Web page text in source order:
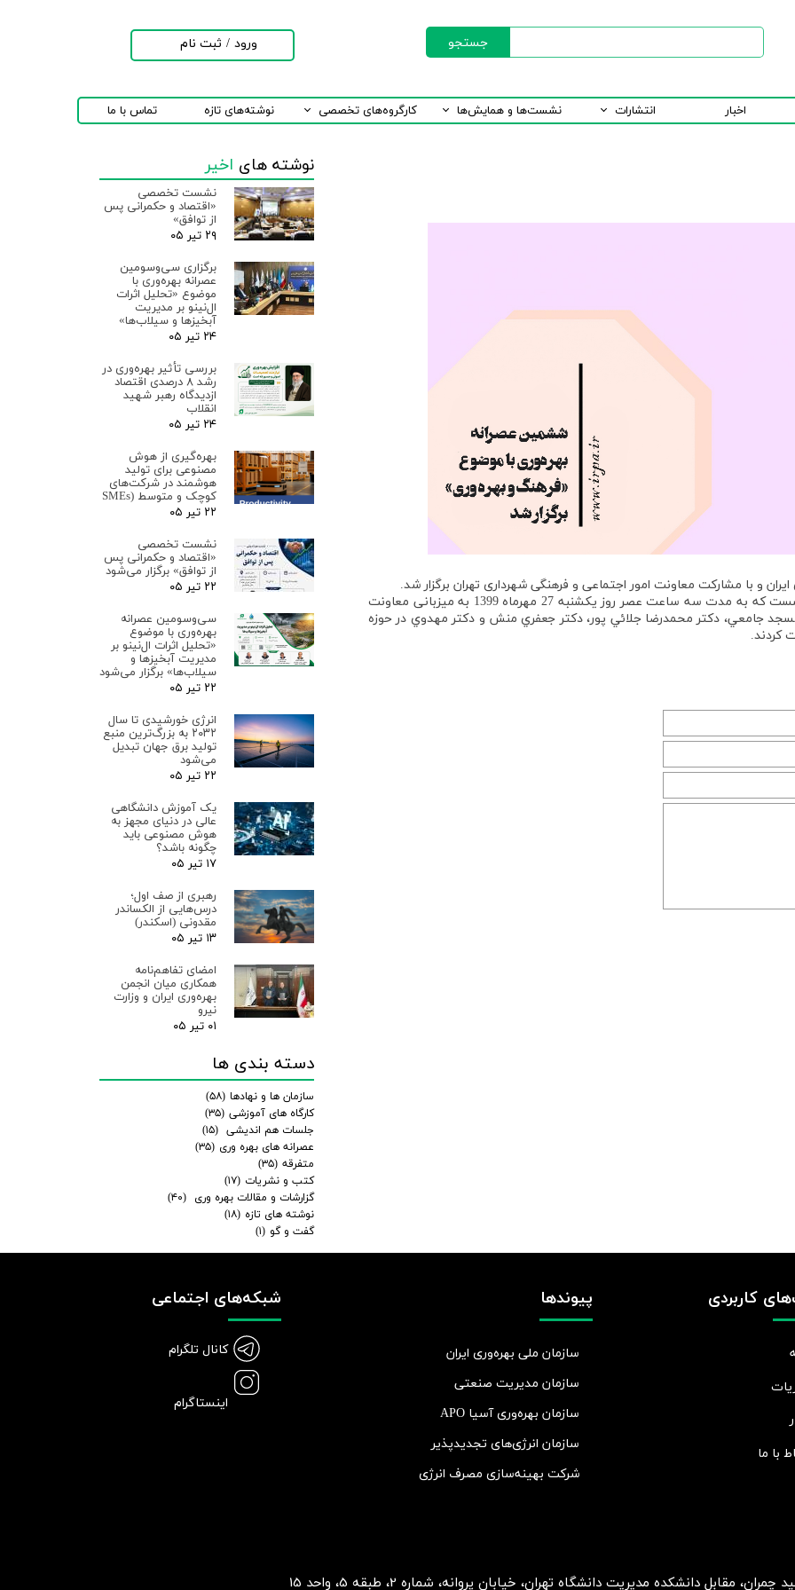
اخبار انتشارات نشست‌ها و همایش‌ها کارگروه‌های تخصصی نوشته‌های تازه تماس با ما
جستجو ورود / ثبت نام
تغییر گذر واژه
خروج از حساب
کاربری
و با مشارکت معاونت امور اجتماعی و فرهنگی شهرداری تهران برگزار شد.
به گزارش روابط عمومی انجمن بهره وری ایران، در اين نشست كه به مدت سه ساعت عصر روز یکشنبه 27 مهرماه 1399 به میزبانی معاونت
جامعي، دكتر محمدرضا جلائي پور، دكتر جعفري منش و دكتر مهدوي در حوزه
كردند.
نوشته های اخیر
نشست تخصصی
«اقتصاد و حکمرانی پس
از توافق»
۲۹ تیر ۰۵
برگزاری سی‌وسومین
عصرانه بهره‌وری با
موضوع «تحلیل اثرات
ال‌نینو بر مدیریت
آبخیزها و سیلاب‌ها»
۲۴ تیر ۰۵
بررسی تأثیر بهره‌وری در
رشد ۸ درصدی اقتصاد
ازدیدگاه رهبر شهید
انقلاب
۲۴ تیر ۰۵
بهره‌گیری از هوش
مصنوعی برای تولید
هوشمند در شرکت‌های
کوچک و متوسط (SMEs
۲۲ تیر ۰۵
نشست تخصصی
«اقتصاد و حکمرانی پس
از توافق» برگزار می‌شود
۲۲ تیر ۰۵
سی‌وسومین عصرانه
بهره‌وری با موضوع
«تحلیل اثرات ال‌نینو بر
مدیریت آبخیزها و
سیلاب‌ها» برگزار می‌شود
۲۲ تیر ۰۵
انرژی خورشیدی تا سال
۲۰۳۲ به بزرگ‌ترین منبع
تولید برق جهان تبدیل
می‌شود
۲۲ تیر ۰۵
یک آموزش دانشگاهی
عالی در دنیای مجهز به
هوش مصنوعی باید
چگونه باشد؟
۱۷ تیر ۰۵
رهبری از صف اول؛
درس‌هایی از الکساندر
مقدونی (اسکندر)
۱۳ تیر ۰۵
امضای تفاهم‌نامه
همکاری میان انجمن
بهره‌وری ایران و وزارت
نیرو
۰۱ تیر ۰۵
دسته بندی ها
سازمان ها و نهادها (۵۸)
کارگاه های آموزشی (۳۵)
جلسات هم اندیشی (۱۵)
عصرانه های بهره وری (۳۵)
متفرقه (۳۵)
کتب و نشریات (۱۷)
گزارشات و مقالات بهره وری
(۴۰)
نوشته های تازه (۱۸)
گفت و گو (۱)
مقابل دانشکده مدیریت دانشگاه تهران، خیابان پروانه، شماره 2، طبقه 5، واحد 15
کاربردی
با ما
پیوندها
سازمان ملی بهره‌وری ایران
سازمان مدیریت صنعتی
سازمان بهره‌وری آسیا APO
سازمان انرژی‌های تجدیدپذیر
شرکت بهينه‌سازی مصرف انرژی
شبکه‌های اجتماعی
کانال تلگرام
اینستاگرام